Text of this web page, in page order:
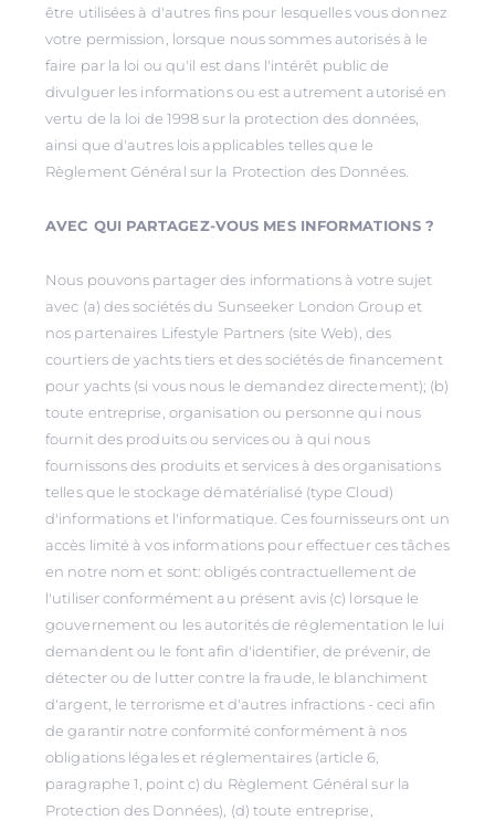
être utilisées à d'autres fins pour lesquelles vous donnez
votre permission, lorsque nous sommes autorisés à le
faire par la loi ou qu'il est dans l'intérêt public de
divulguer les informations ou est autrement autorisé en
vertu de la loi de 1998 sur la protection des données,
ainsi que d'autres lois applicables telles que le
Règlement Général sur la Protection des Données.
AVEC QUI PARTAGEZ-VOUS MES INFORMATIONS ?
Nous pouvons partager des informations à votre sujet
avec (a) des sociétés du Sunseeker London Group et
nos partenaires Lifestyle Partners (site Web), des
courtiers de yachts tiers et des sociétés de financement
pour yachts (si vous nous le demandez directement); (b)
toute entreprise, organisation ou personne qui nous
fournit des produits ou services ou à qui nous
fournissons des produits et services à des organisations
telles que le stockage dématérialisé (type Cloud)
d'informations et l'informatique. Ces fournisseurs ont un
accès limité à vos informations pour effectuer ces tâches
en notre nom et sont: obligés contractuellement de
l'utiliser conformément au présent avis (c) lorsque le
gouvernement ou les autorités de réglementation le lui
demandent ou le font afin d'identifier, de prévenir, de
détecter ou de lutter contre la fraude, le blanchiment
d'argent, le terrorisme et d'autres infractions - ceci afin
de garantir notre conformité conformément à nos
obligations légales et réglementaires (article 6,
paragraphe 1, point c) du Règlement Général sur la
Protection des Données), (d) toute entreprise,